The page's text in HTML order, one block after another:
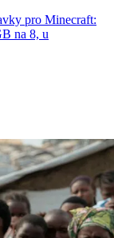
pro Minecraft:
na 8, u